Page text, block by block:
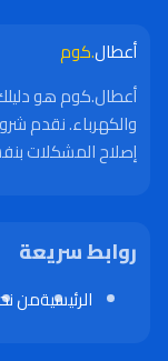
أعطال.كوم
أعطال.كوم هو
والكهرباء. نقدم
إصلاح المشكلات
روابط سريعة
الرئيسيةمن